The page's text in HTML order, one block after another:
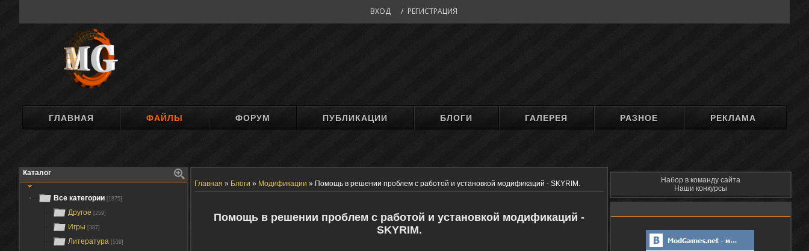
ВХОД / РЕГИСТРАЦИЯ
ГЛАВНАЯ ФАЙЛЫ ФОРУМ ПУБЛИКАЦИИ БЛОГИ ГАЛЕРЕЯ РАЗНОЕ РЕКЛАМА
Каталог
Все категории [1875]
Другое [259]
Игры [387]
Литература [539]
Главная » Блоги » Модификации » Помощь в решении проблем с работой и установкой модификаций - SKYRIM.
Помощь в решении проблем с работой и установкой модификаций -
SKYRIM.
Набор в команду сайта
Наши конкурсы